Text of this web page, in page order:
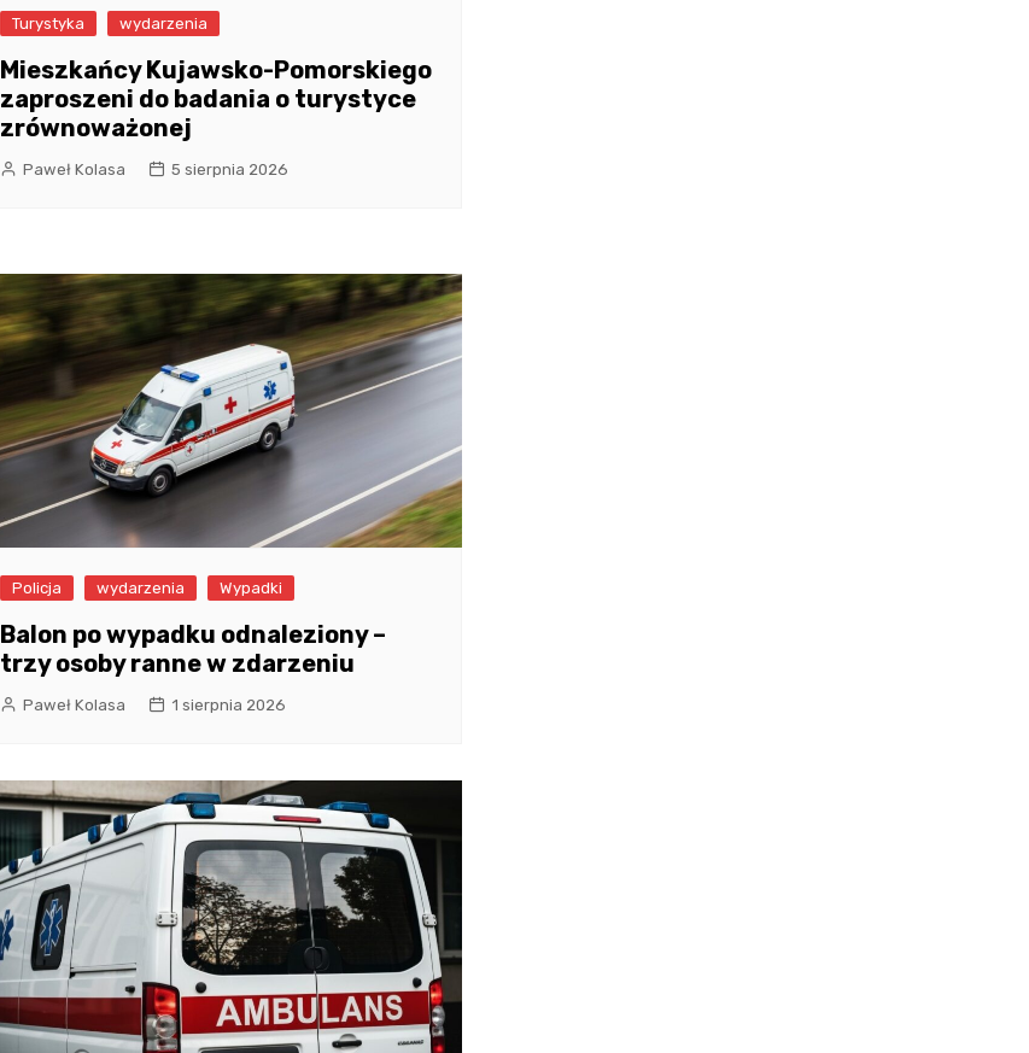
Turystyka wydarzenia
Mieszkańcy Kujawsko-Pomorskiego
zaproszeni do badania o turystyce
zrównoważonej
Paweł Kolasa 5 sierpnia 2026
Policja wydarzenia Wypadki
Balon po wypadku odnaleziony –
trzy osoby ranne w zdarzeniu
Paweł Kolasa 1 sierpnia 2026